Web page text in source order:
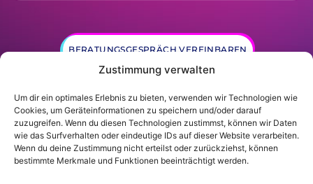
Zustimmung verwalten
Um dir ein optimales Erlebnis zu bieten, verwenden wir Technologien wie
Cookies, um Geräteinformationen zu speichern und/oder darauf
zuzugreifen. Wenn du diesen Technologien zustimmst, können wir Daten
wie das Surfverhalten oder eindeutige IDs auf dieser Website verarbeiten.
Wenn du deine Zustimmung nicht erteilst oder zurückziehst, können
bestimmte Merkmale und Funktionen beeinträchtigt werden.
BERATUNGSGESPRÄCH VEREINBAREN
© Gründer.de GmbH |Datenschutz|Impressum